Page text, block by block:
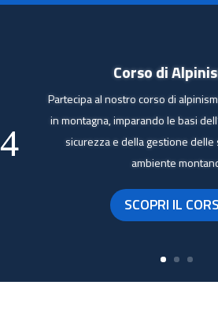
Corso di
Partecipa al nostro corso di
in montagna, imparando le basi
sicurezza e della gestione delle
ambiente
SCOPRI IL